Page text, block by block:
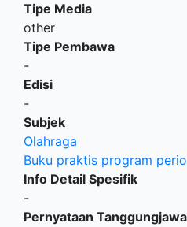
Tipe Media
other
Tipe Pembawa
-
Edisi
-
Subjek
Olahraga
Buku praktis program
Info Detail Spesifik
-
Pernyataan